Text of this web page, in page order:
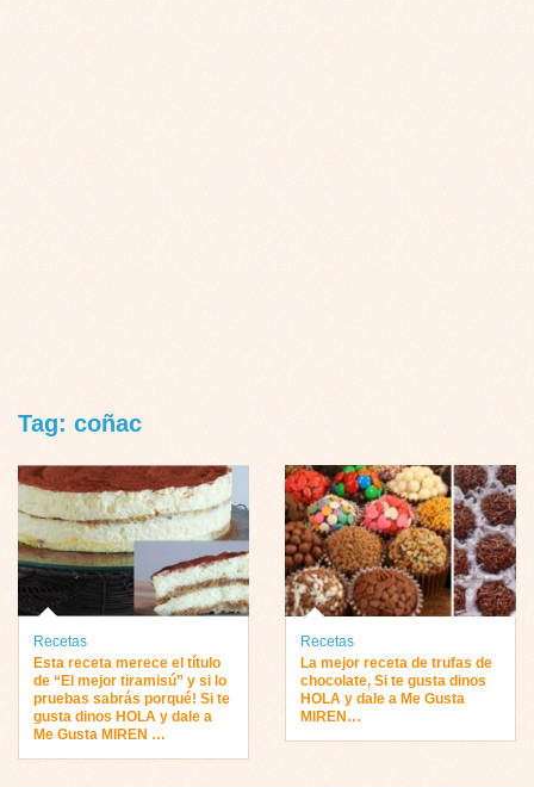
Tag: coñac
Recetas
Esta receta merece el título
de “El mejor tiramisú” y si lo
pruebas sabrás porqué! Si te
gusta dinos HOLA y dale a
Me Gusta MIREN …
Recetas
La mejor receta de trufas de
chocolate, Si te gusta dinos
HOLA y dale a Me Gusta
MIREN…